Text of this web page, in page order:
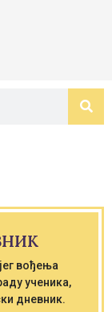
вођења
ученика,
дневник.